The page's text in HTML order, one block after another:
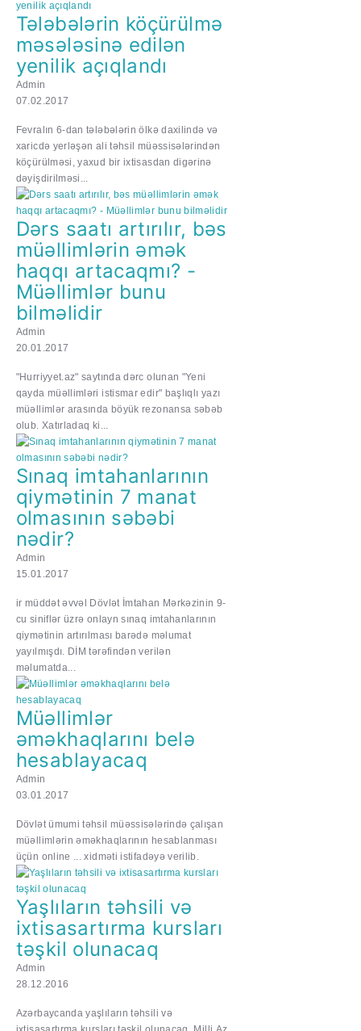
Tələbələrin köçürülmə
məsələsinə edilən
yenilik açıqlandı
Admin
07.02.2017
Fevralın 6-dan tələbələrin ölkə daxilində və
xaricdə yerləşən ali təhsil müəssisələrindən
köçürülməsi, yaxud bir ixtisasdan digərinə
dəyişdirilməsi...
Dərs saatı artırılır, bəs
müəllimlərin əmək
haqqı artacaqmı? -
Müəllimlər bunu
bilməlidir
Admin
20.01.2017
"Hurriyyet.az" saytında dərc olunan "Yeni
qayda müəllimləri istismar edir" başlıqlı yazı
müəllimlər arasında böyük rezonansa səbəb
olub. Xatırladaq ki...
Sınaq imtahanlarının
qiymətinin 7 manat
olmasının səbəbi
nədir?
Admin
15.01.2017
ir müddət əvvəl Dövlət İmtahan Mərkəzinin 9-
cu siniflər üzrə onlayn sınaq imtahanlarının
qiymətinin artırılması barədə məlumat
yayılmışdı. DİM tərəfindən verilən
məlumatda...
Müəllimlər
əməkhaqlarını belə
hesablayacaq
Admin
03.01.2017
Dövlət ümumi təhsil müəssisələrində çalışan
müəllimlərin əməkhaqlarının hesablanması
üçün online ... xidməti istifadəyə verilib.
Yaşlıların təhsili və
ixtisasartırma kursları
təşkil olunacaq
Admin
28.12.2016
Azərbaycanda yaşlıların təhsili və